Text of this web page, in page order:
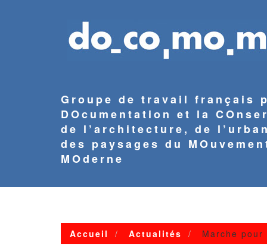
Groupe de travail français
DOcumentation et la
de l’architecture, de
des paysages du
MOderne
NAVIGATION
PRINCIPALE
Accueil Actualités Marche